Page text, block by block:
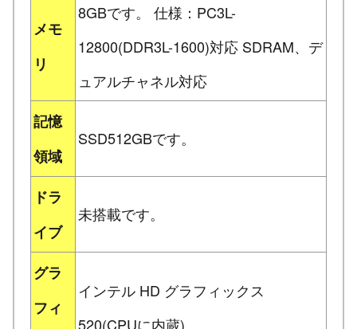
メモ
リ
8GBです。 仕様：PC3L-
12800(DDR3L-1600)対応 SDRAM、デ
ュアルチャネル対応
記憶
領域
SSD512GBです。
ドラ
イブ
未搭載です。
グラ
フィ
インテル HD グラフィックス
520(CPUに内蔵)